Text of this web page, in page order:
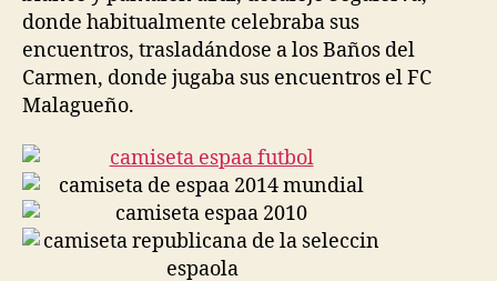
donde habitualmente celebraba sus
encuentros, trasladándose a los Baños del
Carmen, donde jugaba sus encuentros el FC
Malagueño.